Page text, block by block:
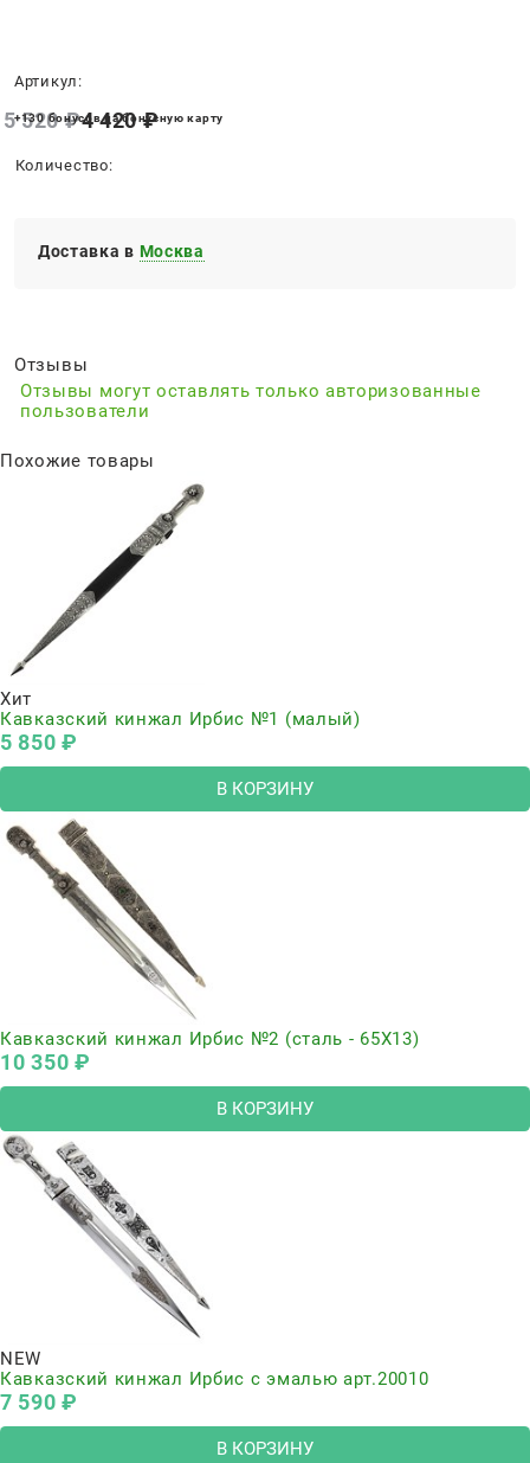
Артикул:
5 520 ₽4 420 ₽
+130 бонусов на бонусную карту
Количество:
Доставка в Москва
Отзывы
Отзывы могут оставлять только авторизованные
пользователи
Похожие товары
Хит
Кавказский кинжал Ирбис №1 (малый)
5 850 ₽
В КОРЗИНУ
Кавказский кинжал Ирбис №2 (сталь - 65Х13)
10 350 ₽
В КОРЗИНУ
NEW
Кавказский кинжал Ирбис с эмалью арт.20010
7 590 ₽
В КОРЗИНУ